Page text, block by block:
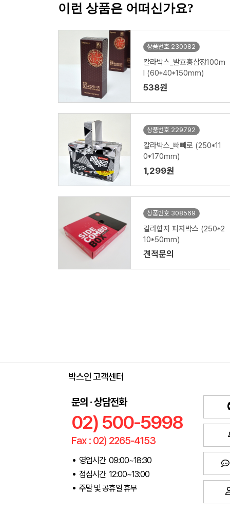
이런 상품은 어떠신가요?
상품번호 230082
칼라박스_발효홍삼정100m
l (60*40*150mm)
538원
상품번호 229792
칼라박스_빼빼로 (250*11
0*170mm)
1,299원
상품번호 308569
칼라합지 피자박스 (250*2
10*50mm)
견적문의
박스인 고객센터
문의 · 상담전화
02) 500-5998
Fax : 02) 2265-4153
영업시간 09:00~18:30
점심시간 12:00~13:00
주말 및 공휴일 휴무